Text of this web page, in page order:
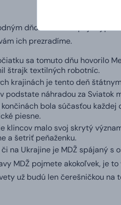
dňom žien sa spája aj pár
ich prezradíme.
sa tomuto dňu hovorilo
štrajk textilných robotníc.
krajinách je tento deň
podstate náhradou za Sviatok
bola súčasťou
piesne.
klincov malo svoj skrytý
a šetriť peňaženku.
na Ukrajine je MDŽ spájaný s
MDŽ pojmete akokoľvek, je
už budú len čerešničkou na